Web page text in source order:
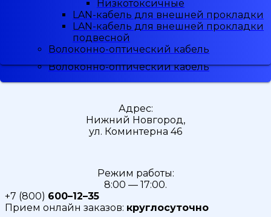
Малодымные
Низкотоксичные
LAN-кабель для внешней прокладки
LAN-кабель для внешней прокладки
подвесной
Волоконно-оптический кабель
при регистрации
Адрес:
Нижний Новгород,
ул. Коминтерна 46
Режим работы:
8:00 — 17:00.
+7 (800) 600–12–35
Прием онлайн заказов: круглосуточно
Низкотоксичные
LAN-кабель для внешней прокладки
LAN-кабель для внешней прокладки
подвесной
Волоконно-оптический кабель
Низкотоксичные
LAN-кабель для внешней прокладки
LAN-кабель для внешней прокладки
подвесной
Волоконно-оптический кабель